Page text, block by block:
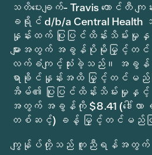
သတိပေးချက်- Travis ကောင်တီ ကျန်
ခရိုင် d/b/a Central
နှုန်းထက် ပြုပြင်ထိန်းသိမ်
များအတွက် အခွန်ပိုမိုမြှင့်တ
လက်ခံကျင့်သုံးခဲ့သည်။ အခွန်နှု
ရာခိုင်နှုန်းအထိ မြှင့်တင်မည်ဖ
အိမ်၏ ပြုပြင်ထိန်းသိမ်းမှုနှင့်
အတွက် အခွန်ကို $8.41 (ဒေါ်လာ
တစ်ဆင့်) ခန့် မြှင့်တင်မည်
ကျွန်ုပ်တို့သည် ကူညီရန်အတွက်